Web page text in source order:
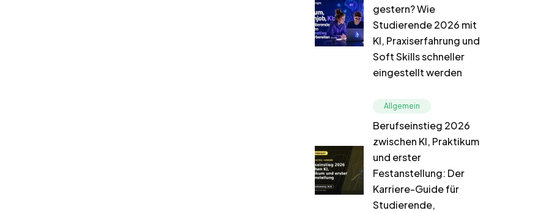
gestern? Wie
Studierende 2026 mit
KI, Praxiserfahrung und
Soft Skills schneller
eingestellt werden
Allgemein
Berufseinstieg 2026
zwischen KI, Praktikum
und erster
Festanstellung: Der
Karriere-Guide für
Studierende,